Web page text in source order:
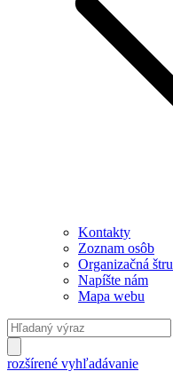
Kontakty
Zoznam osôb
Organizačná
Napíšte nám
Mapa webu
rozšírené vyhľadávanie